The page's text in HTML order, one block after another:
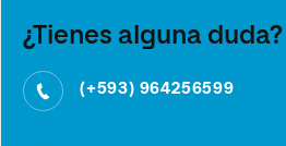
¿Tienes alguna duda?
(+593) 964256599